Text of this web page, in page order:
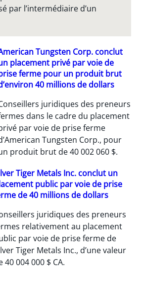
par l’intermédiaire d’un
Tungsten Corp. conclut
placement privé par voie de
ferme pour un produit brut
40 millions de dollars
juridiques des preneurs
dans le cadre du placement
par voie de prise ferme
Tungsten Corp., pour
produit brut de 40 002 060 $.
Tiger Metals Inc. conclut un
public par voie de prise
de 40 millions de dollars
juridiques des preneurs
relativement au placement
par voie de prise ferme de
Tiger Metals Inc., d’une valeur
40 004 000 $ CA.